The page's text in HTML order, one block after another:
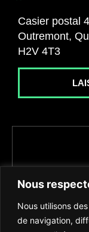
Nous
Nous utilisons
de navigation,
Casier postal
Outremont,
H2V 4T3
Recevez